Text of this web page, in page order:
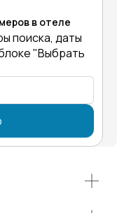
в отеле
поиска, даты
"Выбрать